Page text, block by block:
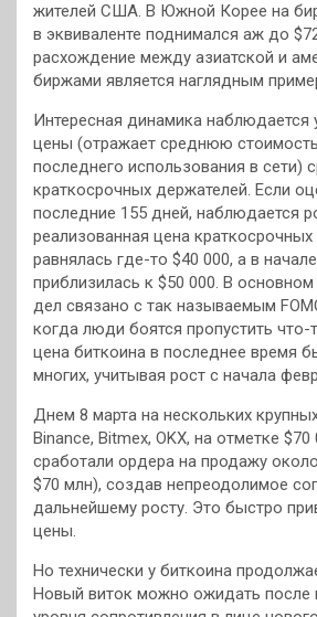
жителей США. В Южной Корее на
в эквиваленте поднимался аж до
расхождение между азиатской и
биржами является наглядным
Интересная динамика наблюдается
цены (отражает среднюю
последнего использования в сети)
краткосрочных держателей. Если
последние 155 дней, наблюдается
реализованная цена краткосрочных
равнялась где-то $40 000, а в
приблизилась к $50 000. В
дел связано с так называемым
когда люди боятся пропустить что-
цена биткоина в последнее время
многих, учитывая рост с начала
Днем 8 марта на нескольких
Binance, Bitmex, OKX, на отметке
сработали ордера на продажу
$70 млн), создав непреодолимое
дальнейшему росту. Это быстро
цены.
Но технически у биткоина
Новый виток можно ожидать после